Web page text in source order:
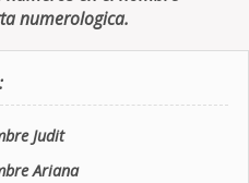
numerologica.
Judit
Ariana